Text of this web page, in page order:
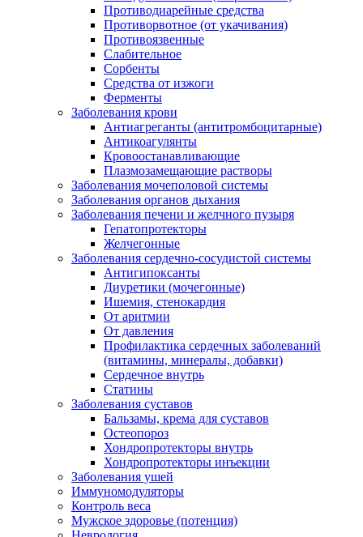
Противодиарейные средства
Противорвотное (от укачивания)
Противоязвенные
Слабительное
Сорбенты
Средства от изжоги
Ферменты
Заболевания крови
Антиагреганты (антитромбоцитарные)
Антикоагулянты
Кровоостанавливающие
Плазмозамещающие растворы
Заболевания мочеполовой системы
Заболевания органов дыхания
Заболевания печени и желчного пузыря
Гепатопротекторы
Желчегонные
Заболевания сердечно-сосудистой системы
Антигипоксанты
Диуретики (мочегонные)
Ишемия, стенокардия
От аритмии
От давления
Профилактика сердечных заболеваний
(витамины, минералы, добавки)
Сердечное внутрь
Статины
Заболевания суставов
Бальзамы, крема для суставов
Остеопороз
Хондропротекторы внутрь
Хондропротекторы инъекции
Заболевания ушей
Иммуномодуляторы
Контроль веса
Мужское здоровье (потенция)